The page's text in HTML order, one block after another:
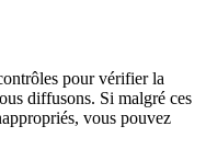
pour vérifier la
diffusons. Si malgré ces
vous pouvez